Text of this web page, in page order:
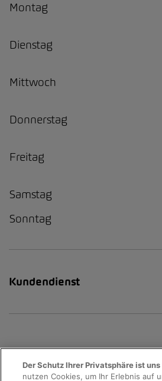
Montag
Dienstag
Mittwoch
Donnerstag
Freitag
Samstag
Sonntag
Kundendienst
Der Schutz Ihrer Privatsphäre ist
nutzen Cookies, um Ihr Erlebnis auf